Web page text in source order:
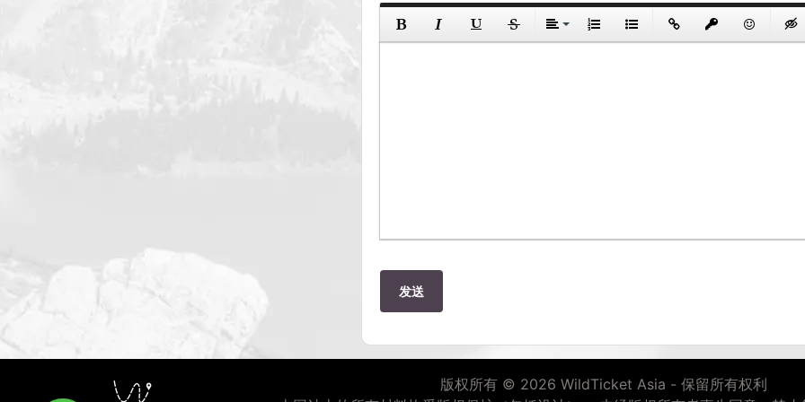
发送
版权所有 © 2026 WildTicket Asia - 保留所有权利